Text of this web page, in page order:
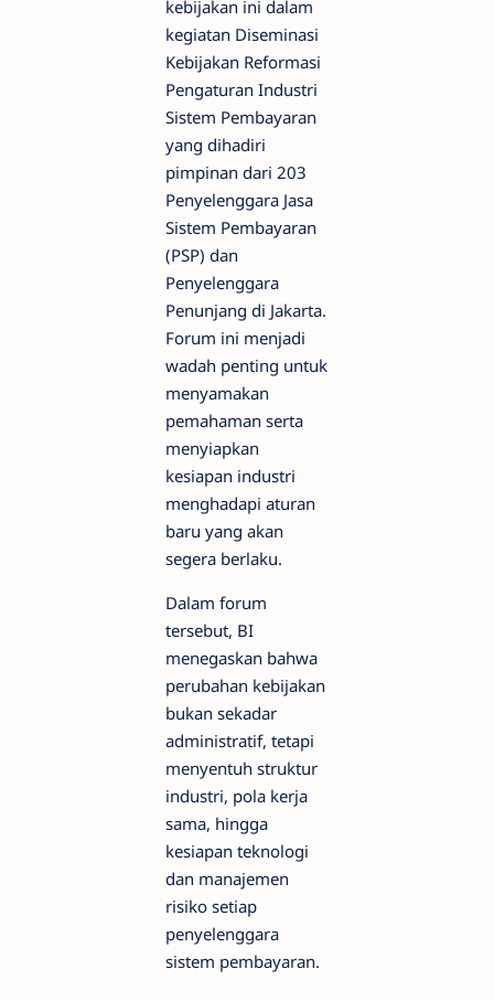
kebijakan ini dalam
kegiatan Diseminasi
Kebijakan Reformasi
Pengaturan Industri
Sistem Pembayaran
yang dihadiri
pimpinan dari 203
Penyelenggara Jasa
Sistem Pembayaran
(PSP) dan
Penyelenggara
Penunjang di Jakarta.
Forum ini menjadi
wadah penting untuk
menyamakan
pemahaman serta
menyiapkan
kesiapan industri
menghadapi aturan
baru yang akan
segera berlaku.
Dalam forum
tersebut, BI
menegaskan bahwa
perubahan kebijakan
bukan sekadar
administratif, tetapi
menyentuh struktur
industri, pola kerja
sama, hingga
kesiapan teknologi
dan manajemen
risiko setiap
penyelenggara
sistem pembayaran.